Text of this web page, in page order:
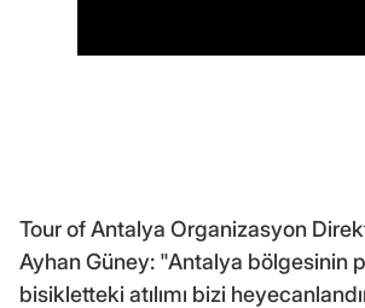
Tour of Antalya Organizasyon
Ayhan Güney: "Antalya bölgesinin
bisikletteki atılımı bizi